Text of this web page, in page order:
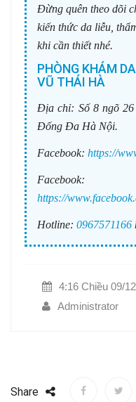
Đừng quên theo dõi
kiến thức da liễu,
khi cần thiết nhé.
PHÒNG KHÁM
VŨ THÁI HÀ
Địa chỉ: Số 8 ngõ
Đống Đa Hà Nội.
Facebook: https://
Facebook:
https://
Hotline: 0967571166
4:16 Chiều 09/
Administrator
Share